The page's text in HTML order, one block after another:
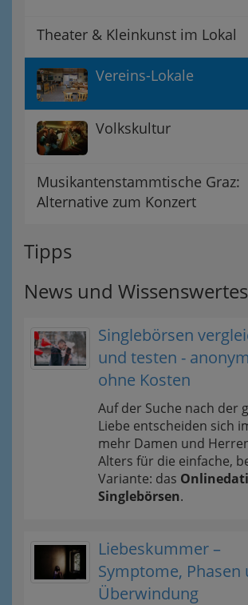
Theater & Kleinkunst im Lokal
Vereins-Lokale
Volkskultur
Musikantenstammtische Graz:
Alternative zum Konzert
Tipps
News und Wissenswertes
Singlebörsen
und testen -
ohne Kosten
Auf der Suche nach der
Liebe entscheiden sich
mehr Damen und
Alters für die einfache,
Variante: das
Singlebörsen.
Liebeskummer –
Symptome, Phasen
Überwindung